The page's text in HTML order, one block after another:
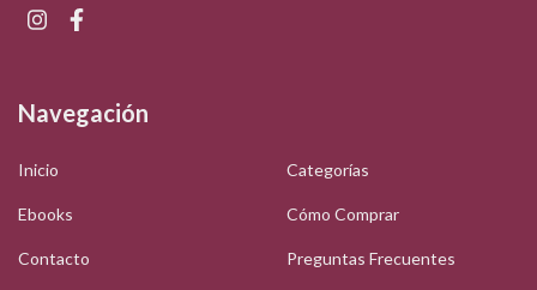
Navegación
Inicio Categorías
Ebooks Cómo Comprar
Contacto Preguntas Frecuentes